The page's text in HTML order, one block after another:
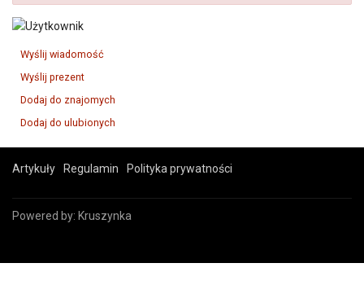
Wyślij wiadomość
Wyślij prezent
Dodaj do znajomych
Dodaj do ulubionych
Artykuły Regulamin Polityka prywatności
Powered by: Kruszynka